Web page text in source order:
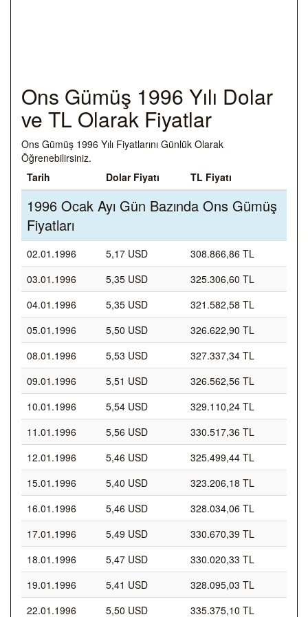
Ons Gümüş 1996 Yılı Dolar
ve TL Olarak Fiyatlar
Ons Gümüş 1996 Yılı Fiyatlarını Günlük Olarak
Öğrenebilirsiniz.
Tarih
Dolar Fiyatı TL Fiyatı
1996 Ocak Ayı Gün Bazında Ons Gümüş
Fiyatları
02.01.1996 5,17 USD
308.866,86 TL
03.01.1996
5,35 USD
325.306,60 TL
04.01.1996
5,35 USD
321.582,58 TL
05.01.1996
5,50 USD
326.622,90 TL
08.01.1996
5,53 USD
327.337,34 TL
09.01.1996
5,51 USD
326.562,56 TL
10.01.1996
5,54 USD
329.110,24 TL
11.01.1996
5,56 USD
330.517,36 TL
12.01.1996
5,46 USD
325.499,44 TL
15.01.1996
5,40 USD
323.206,18 TL
16.01.1996
5,46 USD
328.034,06 TL
17.01.1996
5,49 USD
330.670,39 TL
18.01.1996
5,47 USD
330.020,33 TL
19.01.1996
5,41 USD
328.095,03 TL
22.01.1996
5,50 USD 335.375,10 TL